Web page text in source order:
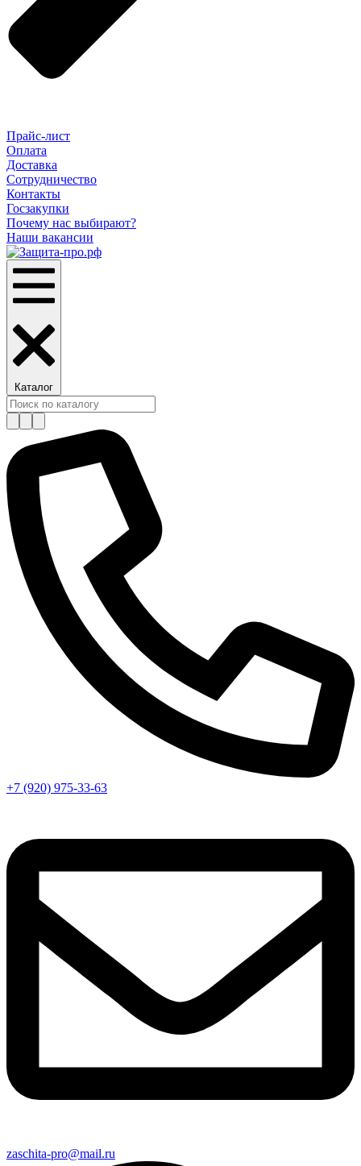
Прайс-лист
Оплата
Доставка
Сотрудничество
Контакты
Госзакупки
Почему нас выбирают?
Наши вакансии
Каталог
+7 (920) 975-33-63
zaschita-pro@mail.ru